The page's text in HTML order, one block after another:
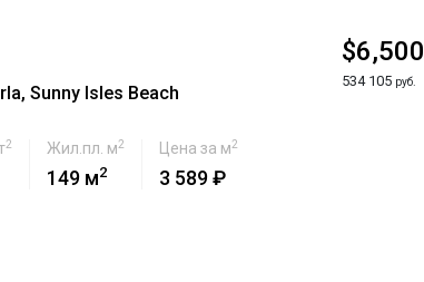
Sunny Isles Beach
$6,500
534 105 руб.
2 Жил.пл. м2
149 м2
Цена за м2
3 589 ₽